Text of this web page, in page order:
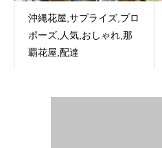
沖縄花屋,サプライズ,プロ
ポーズ,人気,おしゃれ,那
覇花屋,配達